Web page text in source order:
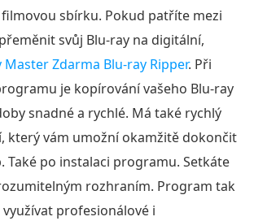
filmovou sbírku. Pokud patříte mezi
svůj Blu-ray na digitální,
Master Zdarma Blu-ray Ripper. Při
je kopírování vašeho Blu-ray
snadné a rychlé. Má také rychlý
který vám umožní okamžitě dokončit
Také po instalaci programu. Setkáte
rozhraním. Program tak
profesionálové i